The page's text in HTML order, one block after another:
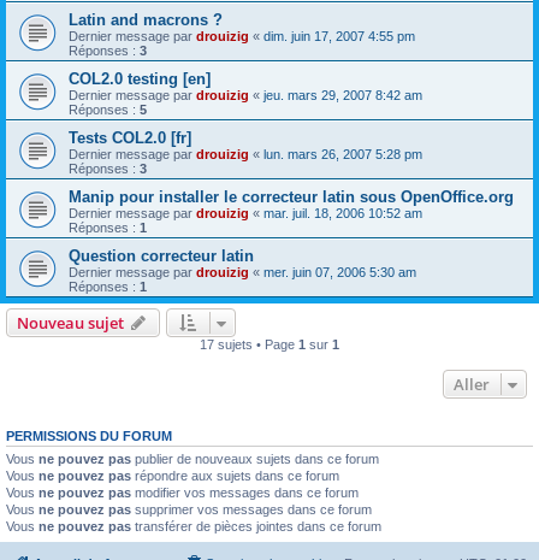
Latin and macrons ?
Dernier message par drouizig « dim. juin 17, 2007 4:55 pm
Réponses : 3
COL2.0 testing [en]
Dernier message par drouizig « jeu. mars 29, 2007 8:42 am
Réponses : 5
Tests COL2.0 [fr]
Dernier message par drouizig « lun. mars 26, 2007 5:28 pm
Réponses : 3
Manip pour installer le correcteur latin sous OpenOffice.org
Dernier message par drouizig « mar. juil. 18, 2006 10:52 am
Réponses : 1
Question correcteur latin
Dernier message par drouizig « mer. juin 07, 2006 5:30 am
Réponses : 1
Nouveau sujet
17 sujets • Page 1 sur 1
Aller
PERMISSIONS DU FORUM
Vous ne pouvez pas publier de nouveaux sujets dans ce forum
Vous ne pouvez pas répondre aux sujets dans ce forum
Vous ne pouvez pas modifier vos messages dans ce forum
Vous ne pouvez pas supprimer vos messages dans ce forum
Vous ne pouvez pas transférer de pièces jointes dans ce forum